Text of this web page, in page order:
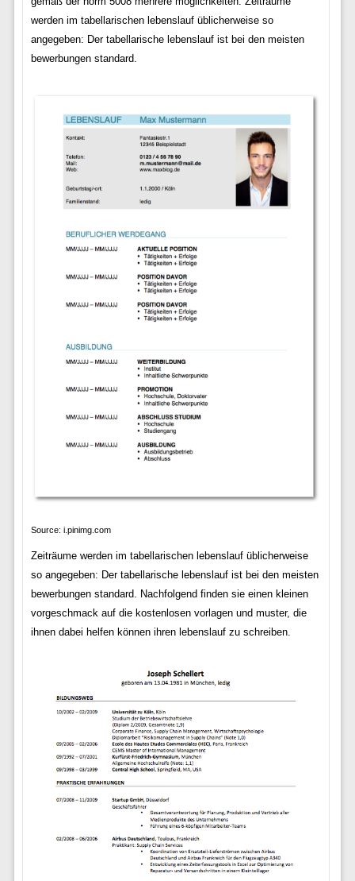
werden im tabellarischen lebenslauf üblicherweise so
angegeben: Der tabellarische lebenslauf ist bei den meisten
bewerbungen standard.
Source: i.pinimg.com
Zeiträume werden im tabellarischen lebenslauf üblicherweise
so angegeben: Der tabellarische lebenslauf ist bei den meisten
bewerbungen standard. Nachfolgend finden sie einen kleinen
vorgeschmack auf die kostenlosen vorlagen und muster, die
ihnen dabei helfen können ihren lebenslauf zu schreiben.